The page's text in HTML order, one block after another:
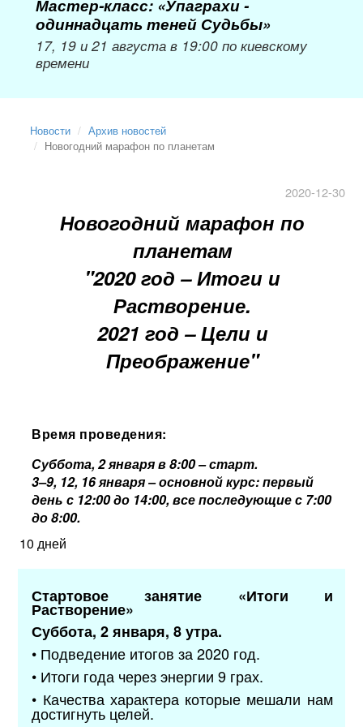
Мастер-класс: «Упаграхи -
одиннадцать теней Судьбы»
17, 19 и 21 августа в 19:00 по киевскому
времени
Новости
Архив новостей
Новогодний марафон по планетам
2020-12-30
Новогодний марафон по
планетам
"2020 год –Итоги и
Растворение.
2021 год –Цели и
Преображение"
Время проведения:
Суббота, 2 января в 8:00 – старт.
3–9, 12, 16 января – основной курс: первый
день с 12:00 до 14:00, все последующиес 7:00
до 8:00.
10 дней
Стартовое занятие «Итоги и
Растворение»
Суббота, 2 января, 8 утра.
• Подведение итогов за 2020 год.
• Итоги года через энергии 9 грах.
• Качества характера которые мешали нам
достигнуть целей.